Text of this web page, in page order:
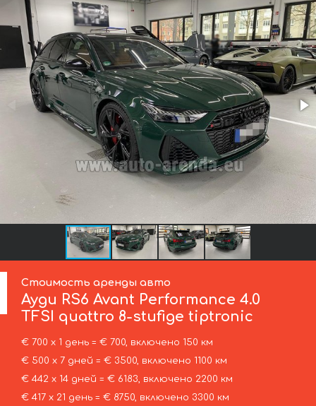
Стоимость аренды авто
Ауди RS6 Avant Performance 4.0
TFSI quattro 8-stufige tiptronic
€ 700 х 1 день = € 700, включено 150 км
€ 500 х 7 дней = € 3500, включено 1100 км
€ 442 х 14 дней = € 6183, включено 2200 км
€ 417 х 21 день = € 8750, включено 3300 км